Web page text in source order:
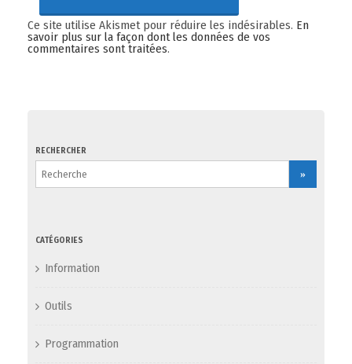
Ce site utilise Akismet pour réduire les indésirables. En
savoir plus sur la façon dont les données de vos
commentaires sont traitées.
RECHERCHER
Recherche
pour
CATÉGORIES
Information
Outils
Programmation